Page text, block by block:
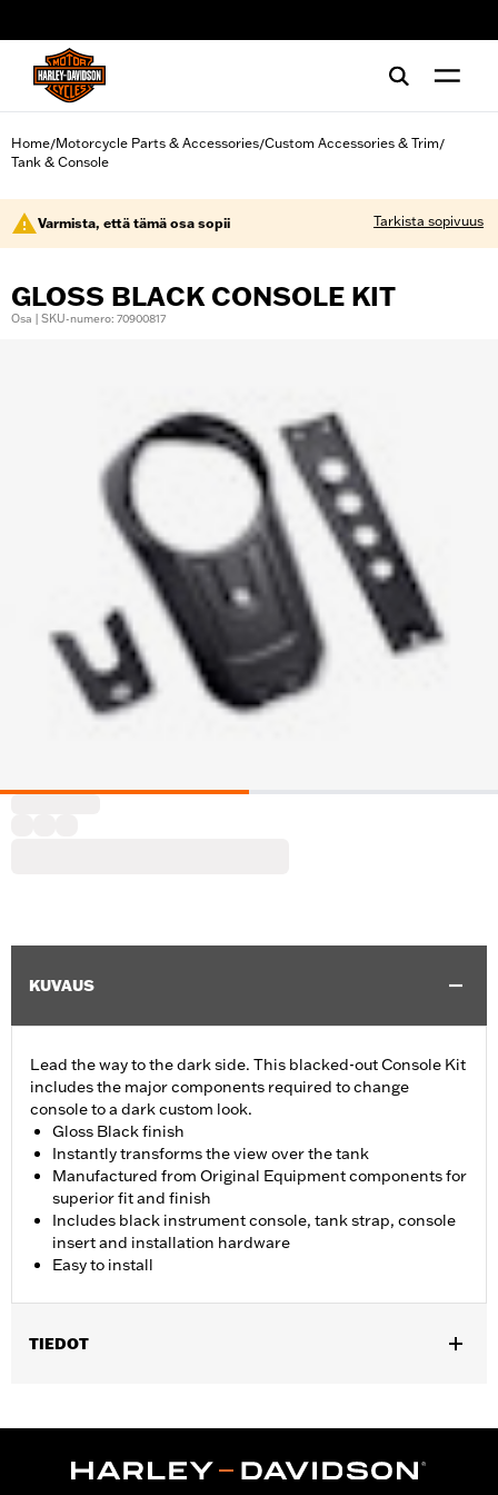
Home/Motorcycle Parts & Accessories/Custom Accessories & Trim/
Tank & Console
Varmista, että tämä osa sopii Tarkista sopivuus
GLOSS BLACK CONSOLE KIT
Osa | SKU-numero: 70900817
KUVAUS
Lead the way to the dark side. This blacked-out Console Kit
includes the major components required to change
console to a dark custom look.
Gloss Black finish
Instantly transforms the view over the tank
Manufactured from Original Equipment components for
superior fit and finish
Includes black instrument console, tank strap, console
insert and installation hardware
Easy to install
TIEDOT
Sold In Units:Each